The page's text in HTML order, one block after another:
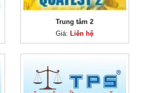
Trung tâm 2
Giá: Liên hệ